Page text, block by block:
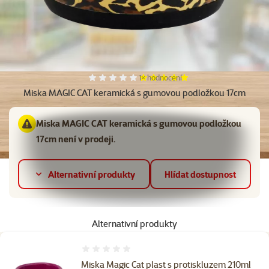
Miska MAGIC CAT keramická s gumovou podložkou 17cm
Hodnocení 100%, počet hodnocení:
1×hodnocení
Miska MAGIC CAT keramická s gumovou podložkou
17cm není v prodeji.
Alternativní produkty Hlídat dostupnost
Alternativní produkty
Miska Magic Cat plast s protiskluzem 210ml